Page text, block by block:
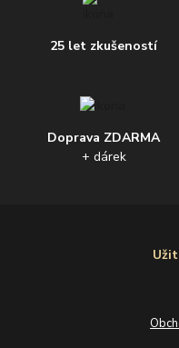
25 let zkušeností
Doprava ZDARMA
+ dárek